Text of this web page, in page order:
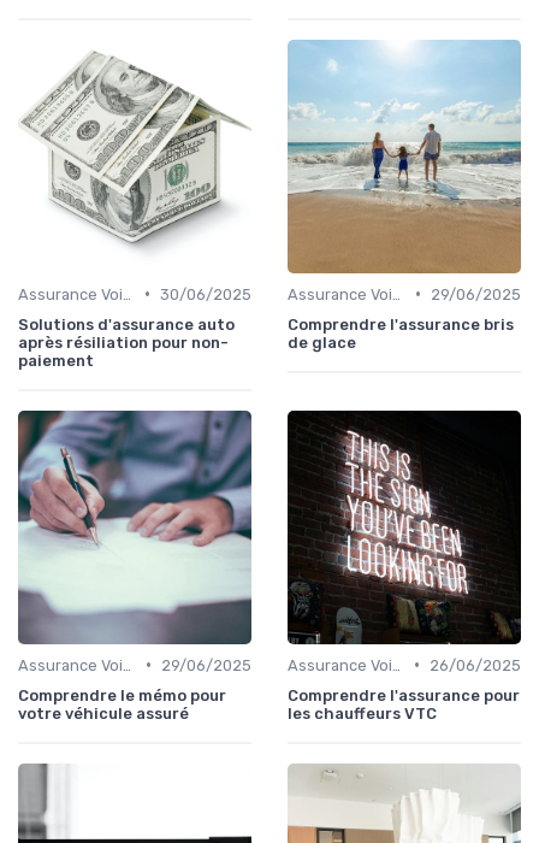
• 30/06/2025
Solutions d'assurance auto
après résiliation pour non-
paiement
•
29/06/2025
Comprendre l'assurance bris
de glace
•
29/06/2025
Comprendre le mémo pour
votre véhicule assuré
•
26/06/2025
Comprendre l'assurance pour
les chauffeurs VTC